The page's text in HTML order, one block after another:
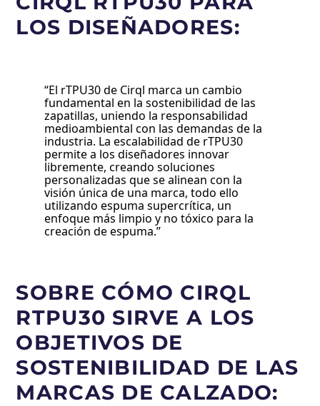
LOS DISEÑADORES:
“El rTPU30 de Cirql marca un cambio
fundamental en la sostenibilidad de las
zapatillas, uniendo la responsabilidad
medioambiental con las demandas de la
industria. La escalabilidad de rTPU30
permite a los diseñadores innovar
libremente, creando soluciones
personalizadas que se alinean con la
visión única de una marca, todo ello
utilizando espuma supercrítica, un
enfoque más limpio y no tóxico para la
creación de espuma.”
SOBRE CÓMO CIRQL
RTPU30 SIRVE A LOS
OBJETIVOS DE
SOSTENIBILIDAD DE LAS
MARCAS DE CALZADO: